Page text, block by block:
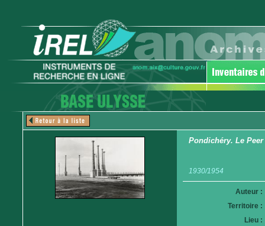
Pondichéry. Le Peer
1930/1954
Auteur :
Territoire :
Lieu :